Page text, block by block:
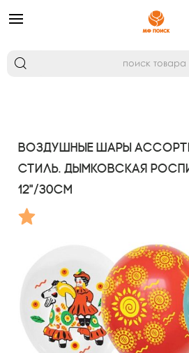
Воздушные шары
стиль. Дымковская
12"/30см